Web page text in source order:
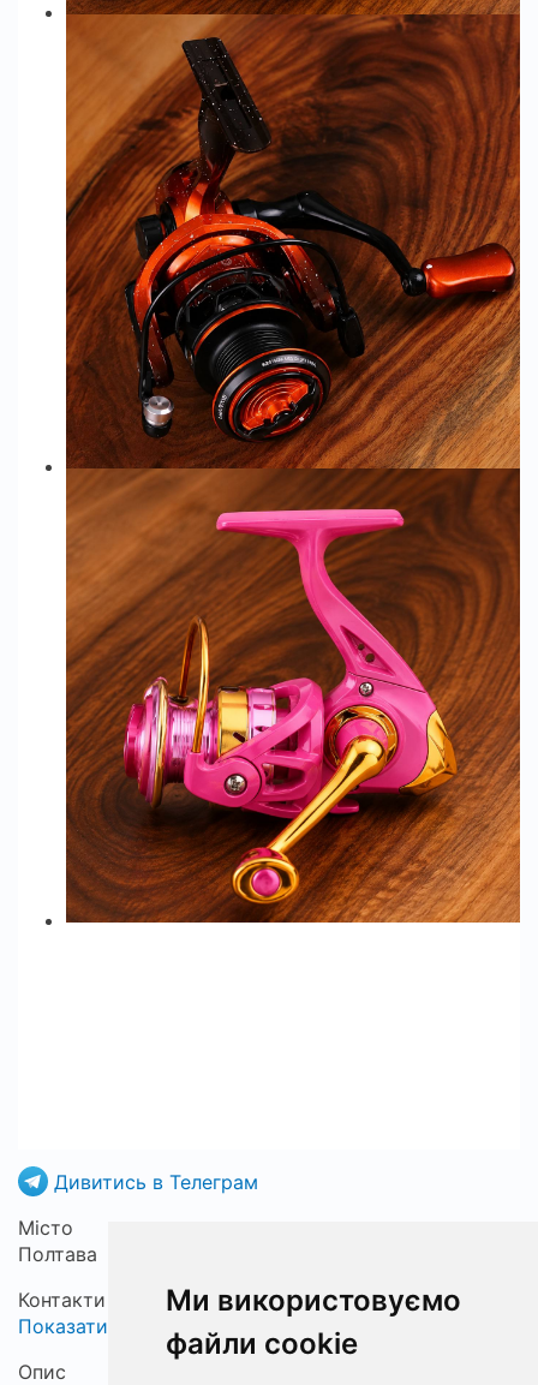
Ми використовуємо
файли cookie
Дивитись в Телеграм
Місто
Полтава
Контакти
Показати
Опис